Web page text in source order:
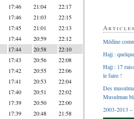
17:46 21:04 22:17
17:46 21:03 22:15
17:45 21:01 22:13
17:44 20:59 22:12
17:44 20:58 22:10
17:43 20:56 22:08
17:42 20:55 22:06
17:41 20:53 22:04
17:40 20:51 22:02
17:39 20:50 22:00
17:39 20:48 21:58
Médine
Hajj :
Hajj : 17
le faire !
Des
Musulman
2003-2013 –